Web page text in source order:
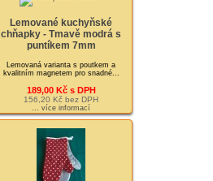
Lemované kuchyňské
chňapky - Tmavě modrá s
puntíkem 7mm
Lemovaná varianta s poutkem a
kvalitním magnetem pro snadné...
189,00 Kč s DPH
156,20 Kč bez DPH
... více informací